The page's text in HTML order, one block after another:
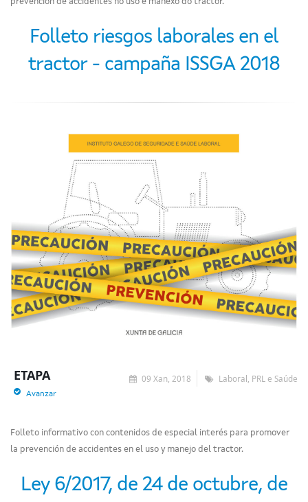
Folleto riesgos laborales en el
tractor - campaña ISSGA 2018
09 Xan, 2018 Laboral, PRL e Saúde
ETAPA
Avanzar
Folleto informativo con contenidos de especial interés para promover
la prevención de accidentes en el uso y manejo del tractor.
Ley 6/2017, de 24 de octubre, de